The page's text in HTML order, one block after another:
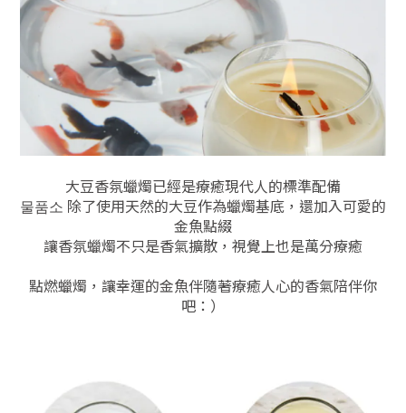
大豆香氛蠟燭已經是療癒現代人的標準配備
물품소 除了使用天然的大豆作為蠟燭基底，還加入可愛的
金魚點綴
讓香氛蠟燭不只是香氣擴散，視覺上也是萬分療癒
點燃蠟燭，讓幸運的金魚伴隨著療癒人心的香氣陪伴你
吧：）